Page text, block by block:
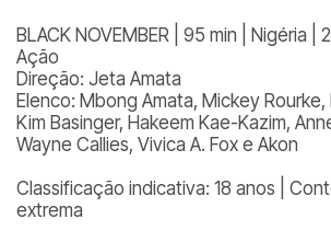
BLACK NOVEMBER | 95 min | Nigéria |
Ação
Direção: Jeta Amata
Elenco: Mbong Amata, Mickey
Kim Basinger, Hakeem Kae-Kazim,
Wayne Callies, Vivica A. Fox e Akon
Classificação indicativa: 18 anos |
extrema